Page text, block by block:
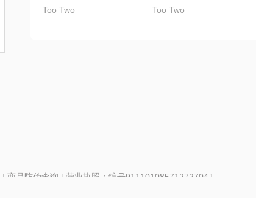
Too Two Too Two
| 商品防伪查询 | 营业执照：编号91110108571272704J